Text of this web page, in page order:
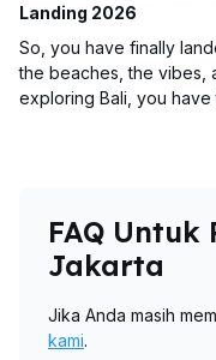
Landing 2026
So, you have finally
the beaches, the vibes,
exploring Bali, you have
FAQ Untuk
Jakarta
Jika Anda masih
kami.